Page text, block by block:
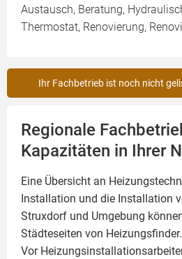
Austausch, Beratung,
Thermostat, Renovierung,
Ihr Fachbetrieb ist noch nicht
Regionale
Kapazitäten in Ihrer
Eine Übersicht an
Installation und die Installation
Struxdorf und Umgebung
Städteseiten von
Vor